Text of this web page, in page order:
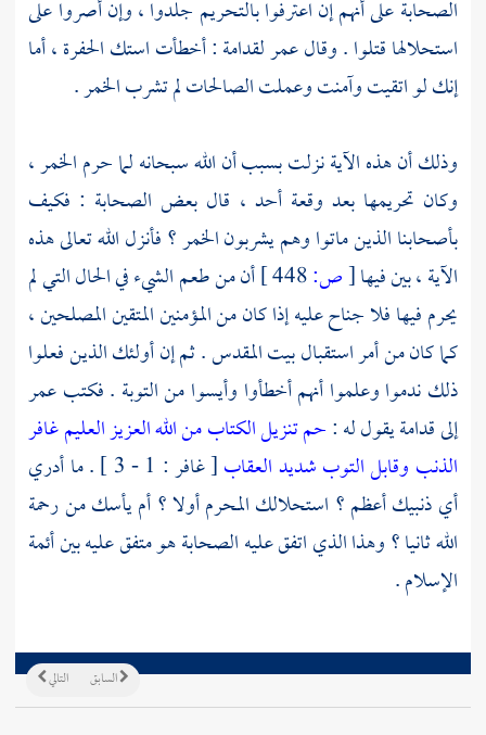
الصحابة على أنهم إن اعترفوا بالتحريم جلدوا ، وإن أصروا على
استحلالها قتلوا . وقالعمرلقدامة: أخطأت استك الحفرة ، أما
إنك لو اتقيت وآمنت وعملت الصالحات لم تشرب الخمر .
وذلك أن هذه الآية نزلت بسبب أن الله سبحانه لما حرم الخمر ،
وكان تحريمها بعد وقعةأحد ، قال بعض الصحابة : فكيف
بأصحابنا الذين ماتوا وهم يشربون الخمر ؟ فأنزل الله تعالى هذه
الآية ، بين فيها[ص:
أن من طعم الشيء في الحال التي لم
يحرم فيها فلا جناح عليه إذا كان من المؤمنين المتقين المصلحين ،
كما كان من أمر استقبالبيت المقدس. ثم إن أولئك الذين فعلوا
ذلك ندموا وعلموا أنهم أخطأوا وأيسوا من التوبة . فكتبعمر
إلىقدامةيقول له :حمتنزيل الكتاب من الله العزيز العليمغافر
الذنب وقابل التوب شديد العقاب
[ غافر : 1 - 3 ] . ما أدري
أي ذنبيك أعظم ؟ استحلالك المحرم أولا ؟ أم يأسك من رحمة
الله ثانيا ؟ وهذا الذي اتفق عليه الصحابة هو متفق عليه بين أئمة
الإسلام .
التالي السابق